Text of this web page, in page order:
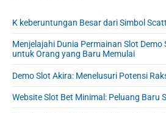
n
t
:
i
d
e
a
r
K keberuntungan Besar dari Simbol
Menjelajahi Dunia Permainan Slot
untuk Orang yang Baru Memulai
Demo Slot Akira: Menelusuri Potensi
Website Slot Bet Minimal: Peluang Baru